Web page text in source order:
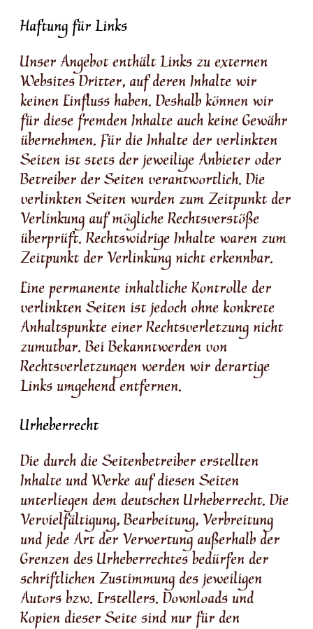
Haftung für Links
Unser Angebot enthält Links zu externen
Websites Dritter, auf deren Inhalte wir
keinen Einfluss haben. Deshalb können wir
für diese fremden Inhalte auch keine Gewähr
übernehmen. Für die Inhalte der verlinkten
Seiten ist stets der jeweilige Anbieter oder
Betreiber der Seiten verantwortlich. Die
verlinkten Seiten wurden zum Zeitpunkt der
Verlinkung auf mögliche Rechtsverstöße
überprüft. Rechtswidrige Inhalte waren zum
Zeitpunkt der Verlinkung nicht erkennbar.
Eine permanente inhaltliche Kontrolle der
verlinkten Seiten ist jedoch ohne konkrete
Anhaltspunkte einer Rechtsverletzung nicht
zumutbar. Bei Bekanntwerden von
Rechtsverletzungen werden wir derartige
Links umgehend entfernen.
Urheberrecht
Die durch die Seitenbetreiber erstellten
Inhalte und Werke auf diesen Seiten
unterliegen dem deutschen Urheberrecht. Die
Vervielfältigung, Bearbeitung, Verbreitung
und jede Art der Verwertung außerhalb der
Grenzen des Urheberrechtes bedürfen der
schriftlichen Zustimmung des jeweiligen
Autors bzw. Erstellers. Downloads und
Kopien dieser Seite sind nur für den